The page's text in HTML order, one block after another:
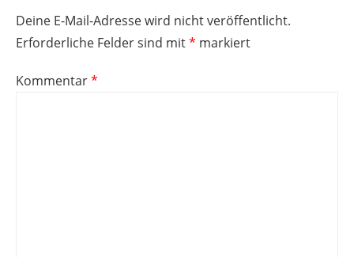
Deine E-Mail-Adresse wird nicht veröffentlicht.
Erforderliche Felder sind mit* markiert
Kommentar*